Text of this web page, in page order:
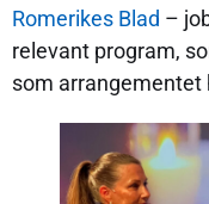
Romerikes Blad –
relevant program,
som arrangementet